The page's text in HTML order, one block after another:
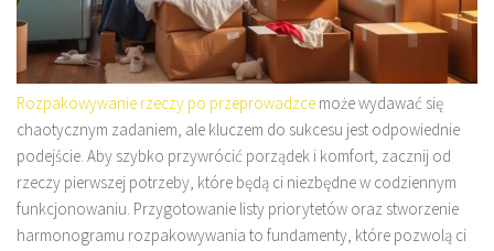
Rozpakowywanie rzeczy po przeprowadzce może wydawać się
chaotycznym zadaniem, ale kluczem do sukcesu jest odpowiednie
podejście. Aby szybko przywrócić porządek i komfort, zacznij od
rzeczy pierwszej potrzeby, które będą ci niezbędne w codziennym
funkcjonowaniu. Przygotowanie listy priorytetów oraz stworzenie
harmonogramu rozpakowywania to fundamenty, które pozwolą ci